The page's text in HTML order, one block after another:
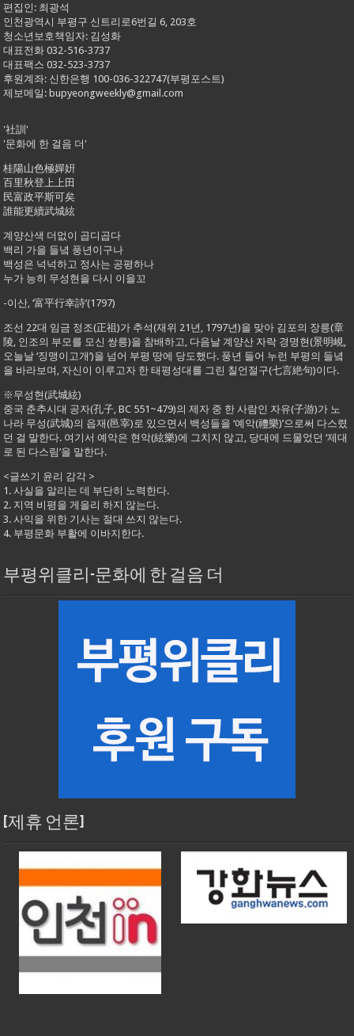
편집인: 최광석
인천광역시 부평구 신트리로6번길 6, 203호
청소년보호책임자: 김성화
대표전화 032-516-3737
대표팩스 032-523-3737
후원계좌: 신한은행 100-036-322747(부평포스트)
제보메일: bupyeongweekly@gmail.com
'社訓'
'문화에 한 걸음 더'
桂陽山色極嬋姸
百里秋登上上田
民富政平斯可矣
誰能更續武城絃
계양산색 더없이 곱디곱다
백리 가을 들녘 풍년이구나
백성은 넉넉하고 정사는 공평하나
누가 능히 무성현을 다시 이을꼬
-이산, ‘富平行幸詩’(1797)
조선 22대 임금 정조(正祖)가 추석(재위 21년, 1797년)을 맞아 김포의 장릉(章
陵, 인조의 부모를 모신 쌍릉)을 참배하고, 다음날 계양산 자락 경명현(景明峴,
오늘날 ‘징맹이고개’)을 넘어 부평 땅에 당도했다. 풍년 들어 누런 부평의 들녘
을 바라보며, 자신이 이루고자 한 태평성대를 그린 칠언절구(七言絶句)이다.
※무성현(武城絃)
중국 춘추시대 공자(孔子, BC 551~479)의 제자 중 한 사람인 자유(子游)가 노
나라 무성(武城)의 읍재(邑宰)로 있으면서 백성들을 ‘예악(禮樂)’으로써 다스렸
던 걸 말한다. 여기서 예악은 현악(絃樂)에 그치지 않고, 당대에 드물었던 ‘제대
로 된 다스림’을 말한다.
<글쓰기 윤리 감각 >
1. 사실을 알리는 데 부단히 노력한다.
2. 지역 비평을 게을리 하지 않는다.
3. 사익을 위한 기사는 절대 쓰지 않는다.
4. 부평문화 부활에 이바지한다.
부평위클리-문화에 한 걸음 더
[제휴 언론]